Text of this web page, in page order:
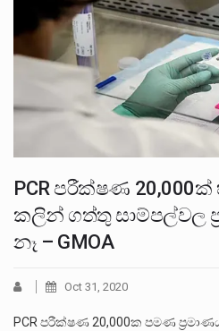
PCR පරීක්ෂණ
කලින් ගත්තු සාම්පල්වල
නෑ – GMOA
Oct 31, 2020
PCR පරීක්ෂණ 20,000ක පමණ